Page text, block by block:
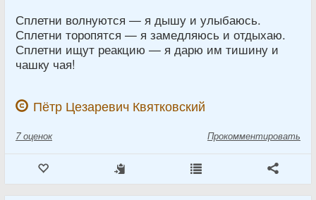
Сплетни волнуются — я дышу и улыбаюсь.
Сплетни торопятся — я замедляюсь и отдыхаю.
Сплетни ищут реакцию — я дарю им тишину и
чашку чая!
Пётр Цезаревич Квятковский
7 оценок Прокомментировать